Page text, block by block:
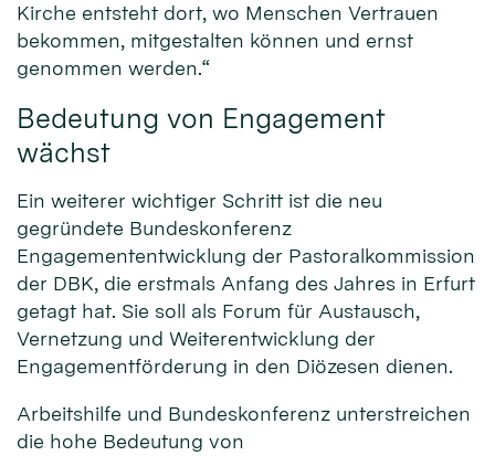
Kirche entsteht dort, wo Menschen Vertrauen
bekommen, mitgestalten können und ernst
genommen werden.“
Bedeutung von Engagement
wächst
Ein weiterer wichtiger Schritt ist die neu
gegründete Bundeskonferenz
Engagemententwicklung der Pastoralkommission
der DBK, die erstmals Anfang des Jahres in Erfurt
getagt hat. Sie soll als Forum für Austausch,
Vernetzung und Weiterentwicklung der
Engagementförderung in den Diözesen dienen.
Arbeitshilfe und Bundeskonferenz unterstreichen
die hohe Bedeutung von